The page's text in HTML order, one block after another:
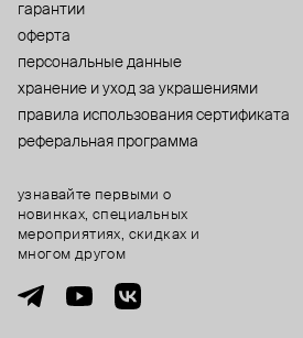
гарантии
оферта
персональные данные
хранение и уход за украшениями
правила использования сертификата
реферальная программа
узнавайте первыми о
новинках, специальных
мероприятиях, скидках и
многом другом